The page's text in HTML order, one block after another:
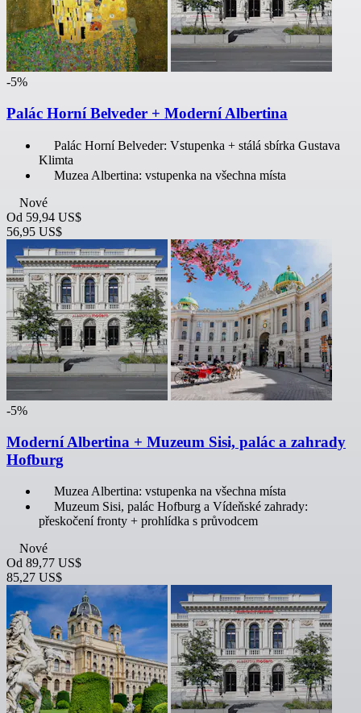
-5%
Palác Horní Belveder + Moderní Albertina
Palác Horní Belveder: Vstupenka + stálá sbírka Gustava
Klimta
Muzea Albertina: vstupenka na všechna místa
Nové
Od 59,94 US$
56,95 US$
-5%
Moderní Albertina + Muzeum Sisi, palác a zahrady
Hofburg
Muzea Albertina: vstupenka na všechna místa
Muzeum Sisi, palác Hofburg a Vídeňské zahrady:
přeskočení fronty + prohlídka s průvodcem
Nové
Od 89,77 US$
85,27 US$